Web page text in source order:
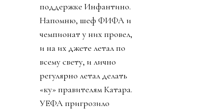
поддержке Инфантино.
Напомню, шеф ФИФА и
чемпионат у них провел,
и на их джете летал по
всему свету, и лично
регулярно летал делать
«ку» правителям Катара.
УЕФА пригрозило